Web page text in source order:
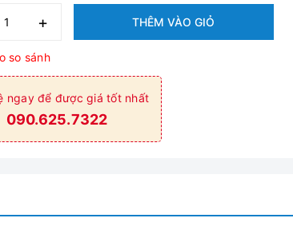
+ THÊM VÀO GIỎ
so sánh
ngay để được giá tốt nhất
090.625.7322